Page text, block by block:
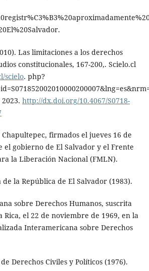
Las limitaciones a los derechos
constitucionales, 167-200,. Scielo.cl
scielo. php?
http://dx.doi.org/10.4067/S0718-
Chapultepec, firmados el jueves 16 de
el gobierno de El Salvador y el Frente
la Liberación Nacional (FMLN).
la República de El Salvador (1983).
sobre Derechos Humanos, suscrita
Rica, el 22 de noviembre de 1969, en la
Interamericana sobre Derechos
Derechos Civiles y Políticos (1976).